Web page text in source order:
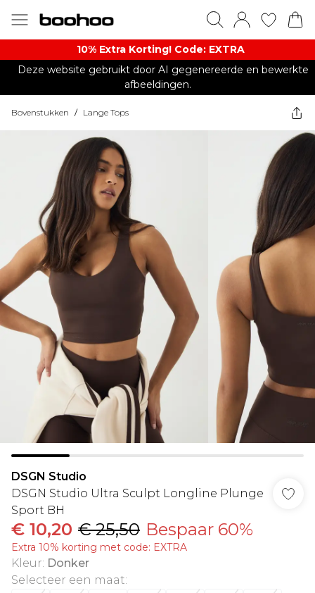
10% Extra Korting! Code: EXTRA​
Deze website gebruikt door AI gegenereerde en bewerkte
afbeeldingen.
Bovenstukken / Lange Tops
DSGN Studio
DSGN Studio Ultra Sculpt Longline Plunge
Sport BH
€ 10,20 € 25,50 Bespaar 60%
Extra 10% korting met code: EXTRA
Kleur: Donker
Selecteer een maat: